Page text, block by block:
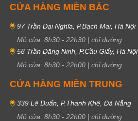
CỬA HÀNG MIỀN BẮC
97 Trần Đại Nghĩa, P.Bạch Mai, Hà Nội
Mở cửa: 8h30 - 22h30 | chỉ đường
58 Trần Đăng Ninh, P.Cầu Giấy, Hà Nội
Mở cửa: 8h30 - 22h00 | chỉ đường
CỬA HÀNG MIỀN TRUNG
339 Lê Duẩn, P.Thanh Khê, Đà Nẵng
Mở cửa: 8h30 - 22h00 | chỉ đường